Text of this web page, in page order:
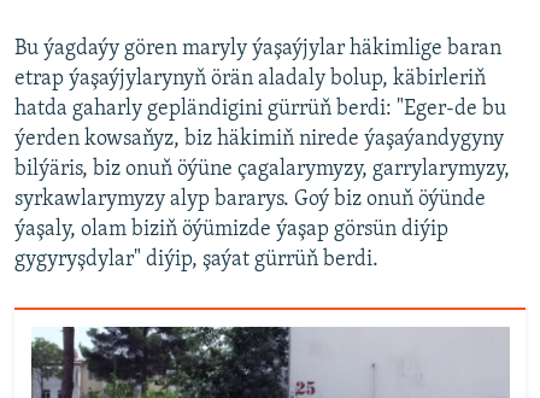
Bu ýagdaýy gören maryly ýaşaýjylar häkimlige baran
etrap ýaşaýjylarynyň örän aladaly bolup, käbirleriň
hatda gaharly gepländigini gürrüň berdi: "Eger-de bu
ýerden kowsaňyz, biz häkimiň nirede ýaşaýandygyny
bilýäris, biz onuň öýüne çagalarymyzy, garrylarymyzy,
syrkawlarymyzy alyp bararys. Goý biz onuň öýünde
ýaşaly, olam biziň öýümizde ýaşap görsün diýip
gygyryşdylar" diýip, şaýat gürrüň berdi.